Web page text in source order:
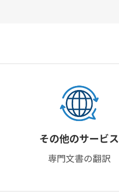
その他のサービス
専門文書の翻訳